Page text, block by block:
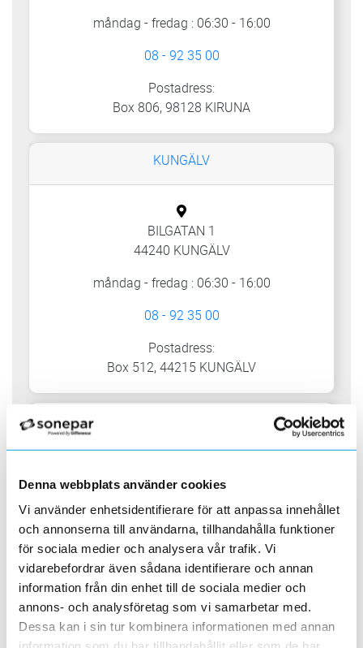
Denna webbplats använder cookies
Vi använder enhetsidentifierare för att anpassa innehållet
och annonserna till användarna, tillhandahålla funktioner
för sociala medier och analysera vår trafik. Vi
vidarebefordrar även sådana identifierare och annan
information från din enhet till de sociala medier och
annons- och analysföretag som vi samarbetar med.
Dessa kan i sin tur kombinera informationen med annan
måndag - fredag : 06:30 - 16:00
08 - 92 35 00
Postadress:
Box 806, 98128 KIRUNA
KUNGÄLV
BILGATAN 1
44240 KUNGÄLV
måndag - fredag : 06:30 - 16:00
08 - 92 35 00
Postadress:
Box 512, 44215 KUNGÄLV
INDUSTRIGATAN 15
58277 LINKÖPING
måndag - fredag: 06:30 - 16:00
08 - 92 35 00
Postadress:
Box 1250, 58112 LINKÖPING